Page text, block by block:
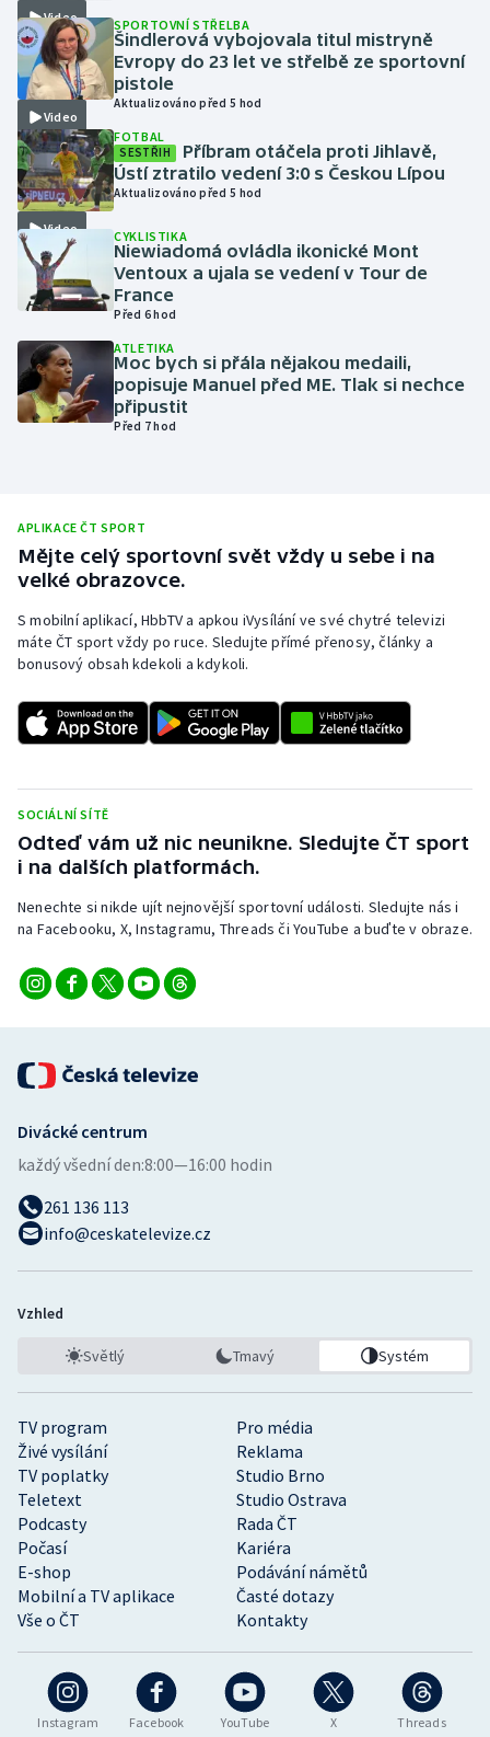
Krasobruslení
Lezení
Lyže a snowboard
Moderní pětiboj
Motorsport
Olympijské hry
Parasport
Plavání
Rychlobruslení
Rychlostní kanoistika
Short track
Sportovní střelba
Triatlon
Veslování
Vodní slalom
Volejbal
Ostatní
Video
Video
SPORTOVNÍ STŘELBA
Šindlerová vybojovala titul mistryně
Evropy do 23 let ve střelbě ze sportovní
pistole
Aktualizováno před 5 hod
Video
FOTBAL
SESTŘIH
Příbram otáčela proti Jihlavě,
Ústí ztratilo vedení 3:0 s Českou Lípou
Aktualizováno před 5 hod
CYKLISTIKA
Niewiadomá ovládla ikonické Mont
Ventoux a ujala se vedení v Tour de
France
Před 6 hod
ATLETIKA
Moc bych si přála nějakou medaili,
popisuje Manuel před ME. Tlak si nechce
připustit
Před 7 hod
APLIKACE ČT SPORT
Mějte celý sportovní svět vždy u sebe i na
velké obrazovce.
S mobilní aplikací, HbbTV a apkou iVysílání ve své chytré televizi
máte ČT sport vždy po ruce. Sledujte přímé přenosy, články a
bonusový obsah kdekoli a kdykoli.
SOCIÁLNÍ SÍTĚ
Odteď vám už nic neunikne. Sledujte ČT sport
i na dalších platformách.
Nenechte si nikde ujít nejnovější sportovní události. Sledujte nás i
na Facebooku, X, Instagramu, Threads či YouTube a buďte v obraze.
Instagram Facebook YouTube X Threads
TV program
Pro média
Živé vysílání
Reklama
TV poplatky
Studio Brno
Teletext
Studio Ostrava
Podcasty
Rada ČT
Počasí
Kariéra
E-shop
Podávání námětů
Mobilní a TV aplikace
Časté dotazy
Vše o ČT
Kontakty
Divácké centrum
každý všední den:8:00—16:00 hodin
261 136 113
info@ceskatelevize.cz
Vzhled
Světlý Tmavý Systém